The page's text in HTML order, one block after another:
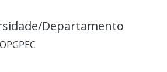
Departamento